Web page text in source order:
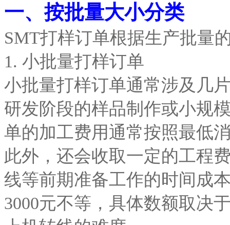
一、按批量大小分类
SMT打样订单根据生产批量
1. 小批量打样订单
小批量打样订单通常涉及几
研发阶段的样品制作或小规
单的加工费用通常按照最低
此外，还会收取一定的工程
线等前期准备工作的时间成
3000元不等，具体数额取决